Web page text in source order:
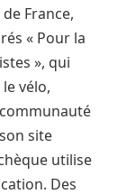
France,
« Pour la
», qui
vélo,
site
utilise
Des